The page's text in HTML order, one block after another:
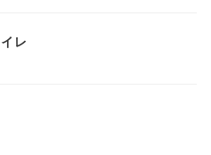
レ